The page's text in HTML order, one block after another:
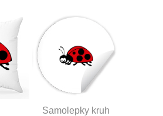
Samolepky kruh